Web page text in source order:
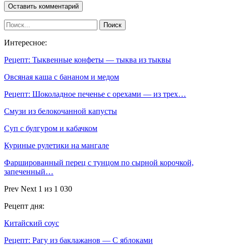
Интересное:
Рецепт: Тыквенные конфеты — тыква из тыквы
Овсяная каша с бананом и медом
Рецепт: Шоколадное печенье с орехами — из трех…
Смузи из белокочанной капусты
Суп с булгуром и кабачком
Куриные рулетики на мангале
Фаршированный перец с тунцом по сырной корочкой,
запеченный…
Prev Next 1 из 1 030
Рецепт дня:
Китайский соус
Рецепт: Рагу из баклажанов — С яблоками